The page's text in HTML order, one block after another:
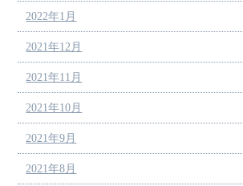
2022年1月
2021年12月
2021年11月
2021年10月
2021年9月
2021年8月